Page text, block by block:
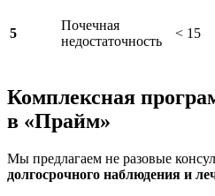
5
Почечная
недостаточность
< 15
Комплексная
в «Прайм»
Мы предлагаем не разовые
долгосрочного наблюдения и